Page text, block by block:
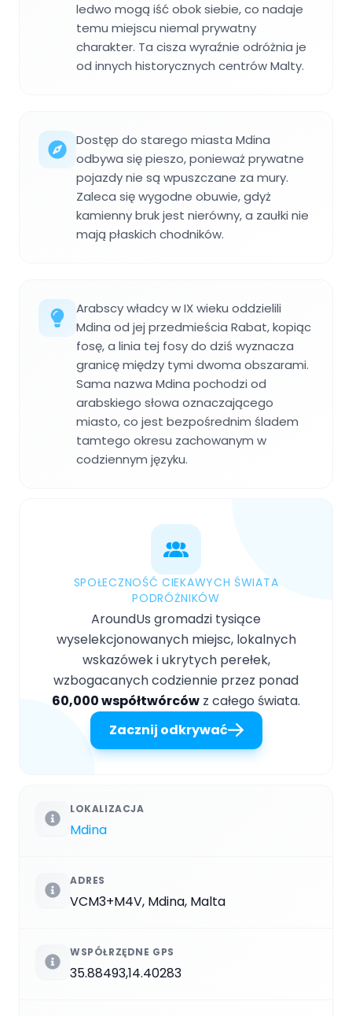
ledwo mogą iść obok siebie, co nadaje
temu miejscu niemal prywatny
charakter. Ta cisza wyraźnie odróżnia je
od innych historycznych centrów Malty.
Dostęp do starego miasta Mdina
odbywa się pieszo, ponieważ prywatne
pojazdy nie są wpuszczane za mury.
Zaleca się wygodne obuwie, gdyż
kamienny bruk jest nierówny, a zaułki nie
mają płaskich chodników.
Arabscy władcy w IX wieku oddzielili
Mdina od jej przedmieścia Rabat, kopiąc
fosę, a linia tej fosy do dziś wyznacza
granicę między tymi dwoma obszarami.
Sama nazwa Mdina pochodzi od
arabskiego słowa oznaczającego
miasto, co jest bezpośrednim śladem
tamtego okresu zachowanym w
codziennym języku.
SPOŁECZNOŚĆ CIEKAWYCH ŚWIATA
PODRÓŻNIKÓW
AroundUs gromadzi tysiące
wyselekcjonowanych miejsc, lokalnych
wskazówek i ukrytych perełek,
wzbogacanych codziennie przez ponad
60,000 współtwórców z całego świata.
Zacznij odkrywać
LOKALIZACJA
Mdina
ADRES
VCM3+M4V, Mdina, Malta
WSPÓŁRZĘDNE GPS
35.88493,14.40283